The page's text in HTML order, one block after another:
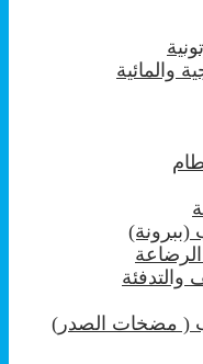
والمائية
(ببرونة)
والتدفئة
( مضخات الصدر)